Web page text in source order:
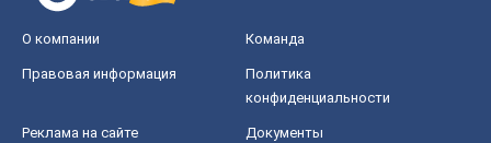
О компании Команда
Правовая информация
Политика
конфиденциальности
Реклама на сайте Документы